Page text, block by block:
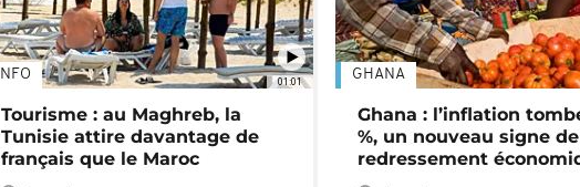
01:01
INFO
Tourisme : au Maghreb, la
Tunisie attire davantage de
français que le Maroc
GHANA
Ghana : l’inflation
%, un nouveau signe de
redressement